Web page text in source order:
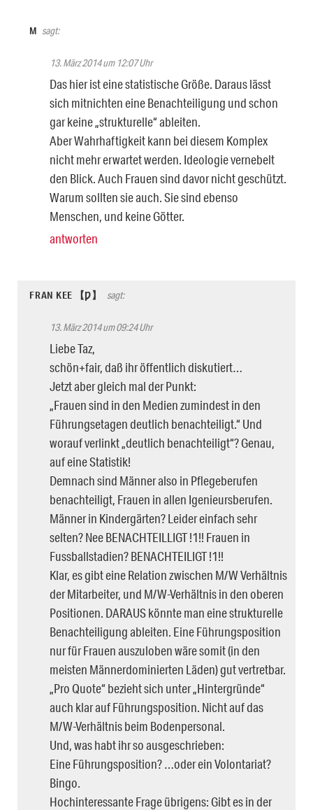
M sagt:
13. März 2014 um 12:07 Uhr
Das hier ist eine statistische Größe. Daraus lässt
sich mitnichten eine Benachteiligung und schon
gar keine „strukturelle“ ableiten.
Aber Wahrhaftigkeit kann bei diesem Komplex
nicht mehr erwartet werden. Ideologie vernebelt
den Blick. Auch Frauen sind davor nicht geschützt.
Warum sollten sie auch. Sie sind ebenso
Menschen, und keine Götter.
antworten
FRAN KEE 【Ƿ】 sagt:
13. März 2014 um 09:24 Uhr
Liebe Taz,
schön+fair, daß ihr öffentlich diskutiert…
Jetzt aber gleich mal der Punkt:
„Frauen sind in den Medien zumindest in den
Führungsetagen deutlich benachteiligt.“ Und
worauf verlinkt „deutlich benachteiligt“? Genau,
auf eine Statistik!
Demnach sind Männer also in Pflegeberufen
benachteiligt, Frauen in allen Igenieursberufen.
Männer in Kindergärten? Leider einfach sehr
selten? Nee BENACHTEILLIGT !1!! Frauen in
Fussballstadien? BENACHTEILIGT !1!!
Klar, es gibt eine Relation zwischen M/W Verhältnis
der Mitarbeiter, und M/W-Verhältnis in den oberen
Positionen. DARAUS könnte man eine strukturelle
Benachteiligung ableiten. Eine Führungsposition
nur für Frauen auszuloben wäre somit (in den
meisten Männerdominierten Läden) gut vertretbar.
„Pro Quote“ bezieht sich unter „Hintergründe“
auch klar auf Führungsposition. Nicht auf das
M/W-Verhältnis beim Bodenpersonal.
Und, was habt ihr so ausgeschrieben:
Eine Führungsposition? …oder ein Volontariat?
Bingo.
Hochinteressante Frage übrigens: Gibt es in der